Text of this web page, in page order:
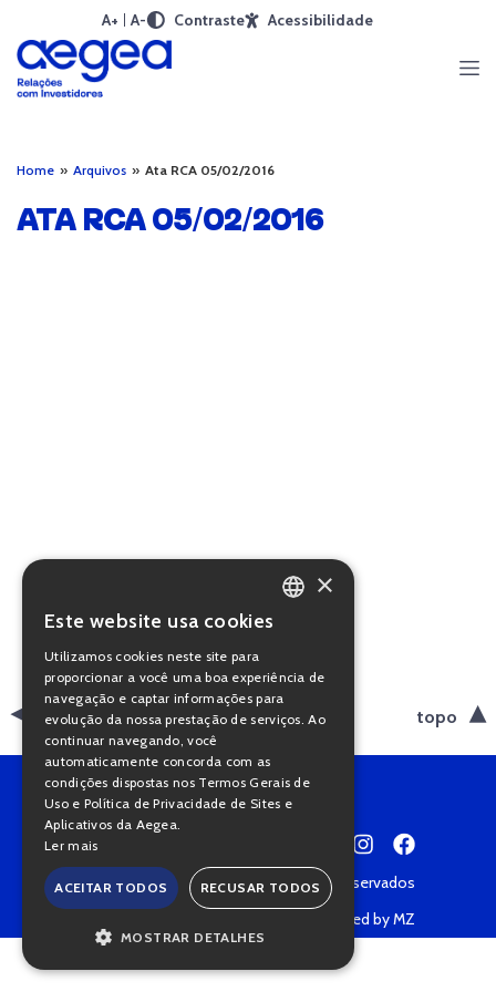
A+ A- Contraste Acessibilidade
Home » Arquivos » Ata RCA 05/02/2016
ATA RCA 05/02/2016
voltar topo
Copyright © 2022 • Todos os direitos reservados
Powered by MZ
PORTUGUESE
×
Este website usa cookies
Utilizamos cookies neste site para
proporcionar a você uma boa experiência de
navegação e captar informações para
evolução da nossa prestação de serviços. Ao
continuar navegando, você
automaticamente concorda com as
condições dispostas nos Termos Gerais de
Uso e Política de Privacidade de Sites e
Aplicativos da Aegea.
Ler mais
ACEITAR TODOS RECUSAR TODOS
MOSTRAR DETALHES